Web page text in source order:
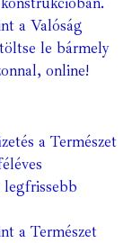
a Valóság
le bármely
online!
a Természet
a Természet